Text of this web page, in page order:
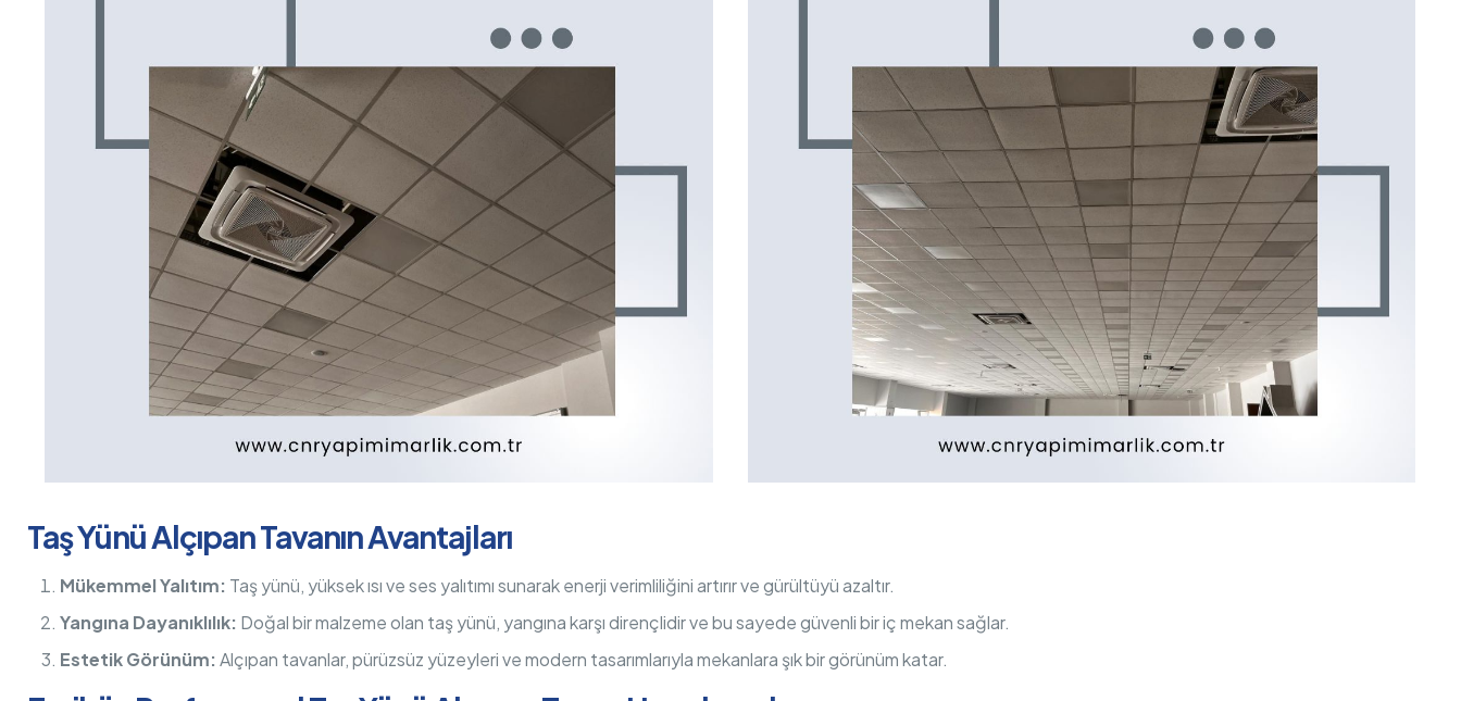
Taş Yünü Alçıpan Tavanın Avantajları
Mükemmel Yalıtım: Taş yünü, yüksek ısı ve ses yalıtımı sunarak enerji verimliliğini artırır ve gürültüyü azaltır.
Yangına Dayanıklılık: Doğal bir malzeme olan taş yünü, yangına karşı dirençlidir ve bu sayede güvenli bir iç mekan sağlar.
Estetik Görünüm:Alçıpan tavanlar, pürüzsüz yüzeyleri ve modern tasarımlarıyla mekanlara şık bir görünüm katar.